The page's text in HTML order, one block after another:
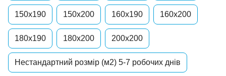
150x190 150x200 160x190 160x200
180x190 180x200 200x200
Нестандартний розмір (м2) 5-7 робочих днів